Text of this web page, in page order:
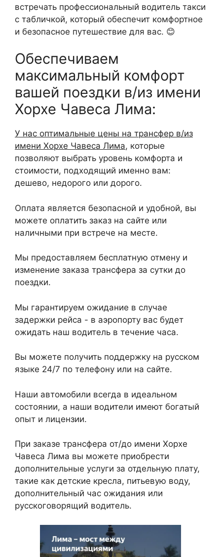
встречать профессиональный водитель такси
с табличкой, который обеспечит комфортное
и безопасное путешествие для вас. 😊
Обеспечиваем
максимальный комфорт
вашей поездки в/из имени
Хорхе Чавеса Лима:
У нас оптимальные цены на трансфер в/из
имени Хорхе Чавеса Лима, которые
позволяют выбрать уровень комфорта и
стоимости, подходящий именно вам:
дешево, недорого или дорого.
Оплата является безопасной и удобной, вы
можете оплатить заказ на сайте или
наличными при встрече на месте.
Мы предоставляем бесплатную отмену и
изменение заказа трансфера за сутки до
поездки.
Мы гарантируем ожидание в случае
задержки рейса - в аэропорту вас будет
ожидать наш водитель в течение часа.
Вы можете получить поддержку на русском
языке 24/7 по телефону или на сайте.
Наши автомобили всегда в идеальном
состоянии, а наши водители имеют богатый
опыт и лицензии.
При заказе трансфера от/до имени Хорхе
Чавеса Лима вы можете приобрести
дополнительные услуги за отдельную плату,
такие как детские кресла, питьевую воду,
дополнительный час ожидания или
русскоговорящий водитель.